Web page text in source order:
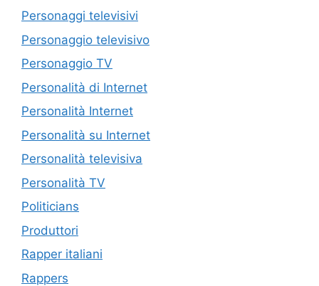
Personaggi televisivi
Personaggio televisivo
Personaggio TV
Personalità di Internet
Personalità Internet
Personalità su Internet
Personalità televisiva
Personalità TV
Politicians
Produttori
Rapper italiani
Rappers